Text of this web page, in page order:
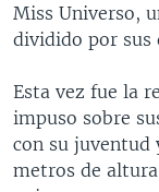
Miss Universo,
dividido por sus
Esta vez fue la
impuso sobre
con su juventud
metros de